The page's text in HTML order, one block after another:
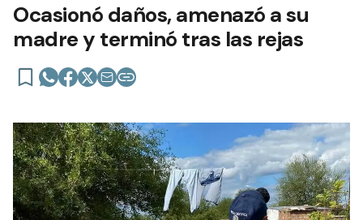
Ocasionó daños, amenazó a su
madre y terminó tras las rejas